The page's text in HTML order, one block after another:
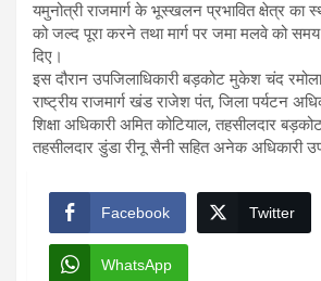
यमुनोत्री राजमार्ग के भूस्खलन प्रभावित क्षेत्र का
को जल्द पूरा करने तथा मार्ग पर जमा मलवे को
दिए।
इस दौरान उपजिलाधिकारी बड़कोट मुकेश चंद
राष्ट्रीय राजमार्ग खंड राजेश पंत, जिला पर्यटन
शिक्षा अधिकारी अमित कोटियाल, तहसीलदार
तहसीलदार डुंडा रीनू सैनी सहित अनेक अधिकारी
Facebook Twitter
WhatsApp